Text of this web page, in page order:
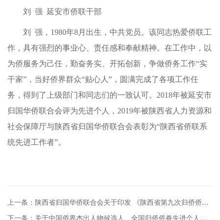
刘 强 延安市侨联干部
刘 强，1980年8月出生，中共党员。该同志热爱侨联工
作，具有强烈的事业心、责任感和奉献精神。在工作中，以
为侨服务为己任，勤奋务实、开拓创新，争做侨务工作“实
干家”，当好侨界群众“贴心人”，圆满完成了各项工作任
务，得到了上级部门和同志们的一致认可。2018年被延安市
归国华侨联合会评为先进个人，2019年被陕西省人力资源和
社会保障厅与陕西省归国华侨联合会表彰为“陕西省侨联系
统先进工作者”。
上一条：陕西省归国华侨联合会关于印发 《陕西省第九次归侨侨眷代表大会组织...
下一条：关于中国侨界杰出人物候选人、全国归侨侨眷先进个人人选的公示